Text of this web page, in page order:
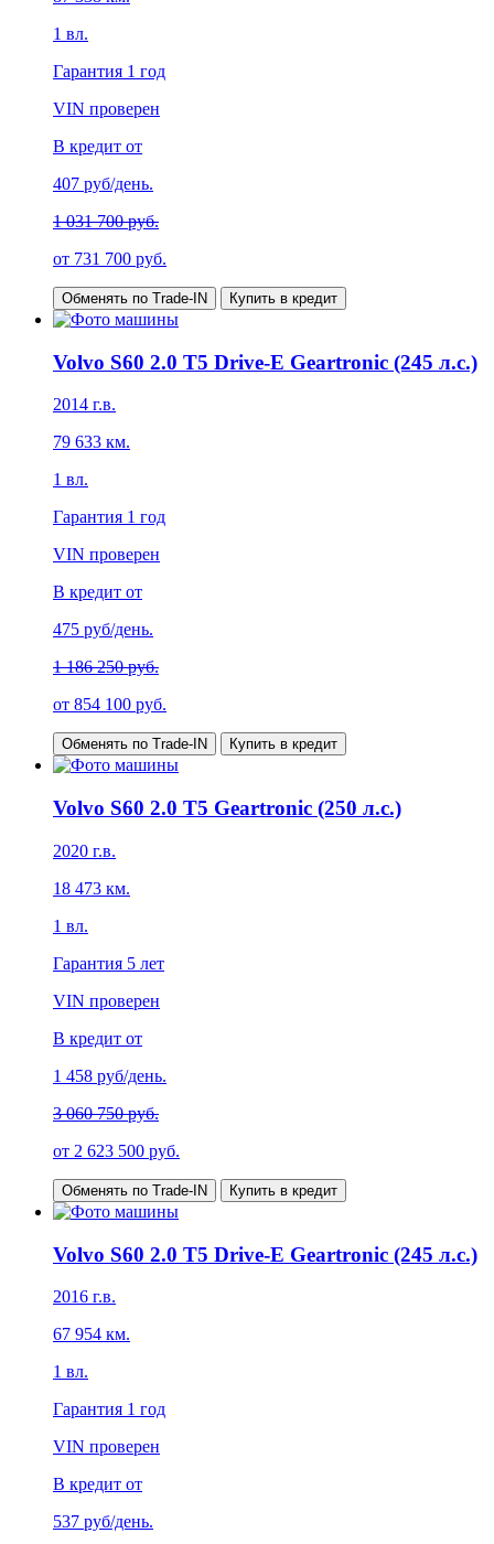
1 вл.
Гарантия 1 год
VIN проверен
В кредит от
407 руб/день.
1 031 700 руб.
от 731 700 руб.
Обменять по Trade-IN Купить в кредит
Volvo S60 2.0 T5 Drive-E Geartronic (245 л.с.)
2014 г.в.
79 633 км.
1 вл.
Гарантия 1 год
VIN проверен
В кредит от
475 руб/день.
1 186 250 руб.
от 854 100 руб.
Обменять по Trade-IN Купить в кредит
Volvo S60 2.0 T5 Geartronic (250 л.с.)
2020 г.в.
18 473 км.
1 вл.
Гарантия 5 лет
VIN проверен
В кредит от
1 458 руб/день.
3 060 750 руб.
от 2 623 500 руб.
Обменять по Trade-IN Купить в кредит
Volvo S60 2.0 T5 Drive-E Geartronic (245 л.с.)
2016 г.в.
67 954 км.
1 вл.
Гарантия 1 год
VIN проверен
В кредит от
537 руб/день.